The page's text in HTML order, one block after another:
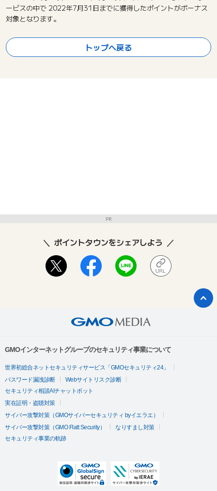
ービスの中で 2022年7月31日までに獲得したポイントがボーナス
対象となります。
トップへ戻る
PR
ポイントタウンをシェアしよう
GMOインターネットグループのセキュリティ事業について
世界初総合ネットセキュリティサービス「GMOセキュリティ24」
パスワード漏洩診断
Webサイトリスク診断
セキュリティ相談AIチャットボット
実在証明・盗聴対策
サイバー攻撃対策（GMOサイバーセキュリティ byイエラエ）
サイバー攻撃対策（GMO Flatt Security）
なりすまし対策
セキュリティ事業の軌跡